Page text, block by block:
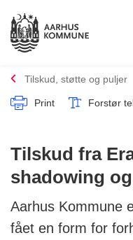
Tilskud, støtte og puljer
Print Forstør
Tilskud fra
shadowing
Aarhus Kommune
fået en form for